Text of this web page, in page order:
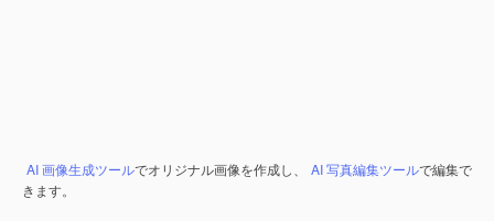
AI 画像生成ツールでオリジナル画像を作成し、 AI 写真編集ツールで編集で
きます。